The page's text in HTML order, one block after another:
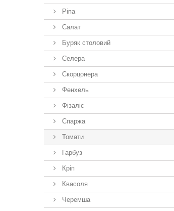
Ріпа
Салат
Буряк столовий
Селера
Скорцонера
Фенхель
Фізаліс
Спаржа
Томати
Гарбуз
Кріп
Квасоля
Черемша